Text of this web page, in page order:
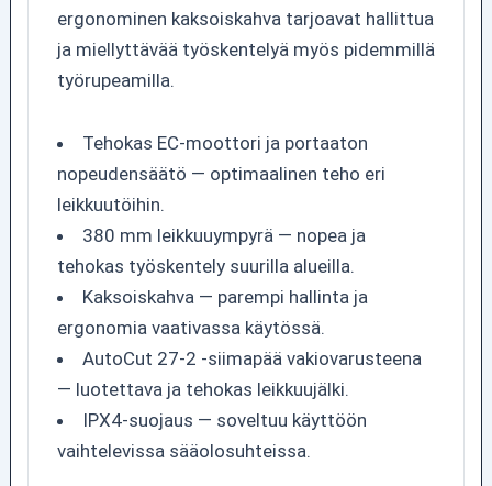
ergonominen kaksoiskahva tarjoavat hallittua
ja miellyttävää työskentelyä myös pidemmillä
työrupeamilla.
Tehokas EC-moottori ja portaaton
nopeudensäätö — optimaalinen teho eri
leikkuutöihin.
380 mm leikkuuympyrä — nopea ja
tehokas työskentely suurilla alueilla.
Kaksoiskahva — parempi hallinta ja
ergonomia vaativassa käytössä.
AutoCut 27-2 -siimapää vakiovarusteena
— luotettava ja tehokas leikkuujälki.
IPX4-suojaus — soveltuu käyttöön
vaihtelevissa sääolosuhteissa.